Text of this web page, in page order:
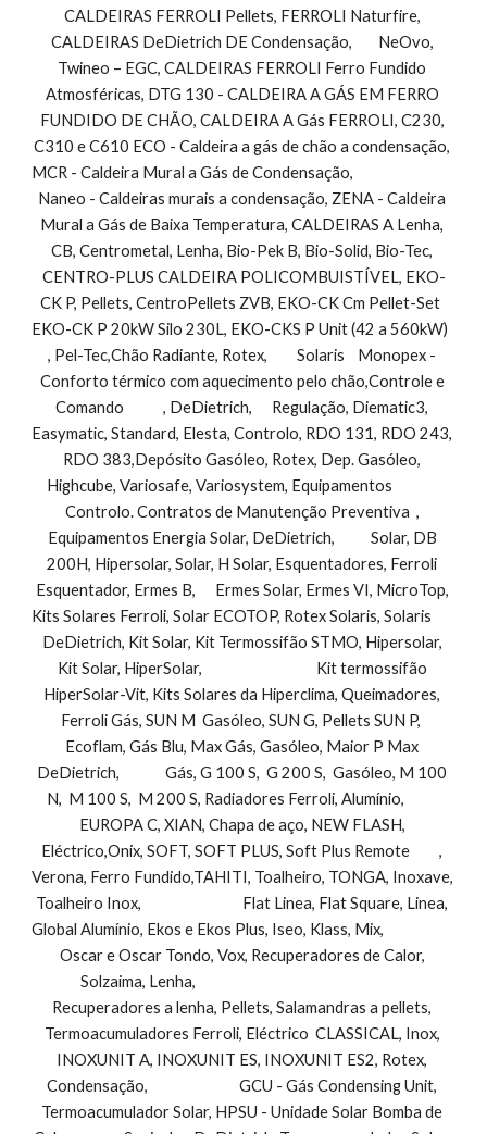
CALDEIRAS FERROLI Pellets, FERROLI Naturfire,
CALDEIRAS DeDietrich DE Condensação,        NeOvo,
Twineo – EGC, CALDEIRAS FERROLI Ferro Fundido
Atmosféricas, DTG 130 - CALDEIRA A GÁS EM FERRO
FUNDIDO DE CHÃO, CALDEIRA A Gás FERROLI, C230,
C310 e C610 ECO - Caldeira a gás de chão a condensação,
MCR - Caldeira Mural a Gás de Condensação,
Naneo - Caldeiras murais a condensação, ZENA - Caldeira
Mural a Gás de Baixa Temperatura, CALDEIRAS A Lenha,
CB, Centrometal, Lenha, Bio-Pek B, Bio-Solid, Bio-Tec,
CENTRO-PLUS CALDEIRA POLICOMBUISTÍVEL, EKO-
CK P, Pellets, CentroPellets ZVB, EKO-CK Cm Pellet-Set
EKO-CK P 20kW Silo 230L, EKO-CKS P Unit (42 a 560kW)
, Pel-Tec,Chão Radiante, Rotex,         Solaris    Monopex -
Conforto térmico com aquecimento pelo chão,Controle e
Comando            , DeDietrich,      Regulação, Diematic3,
Easymatic, Standard, Elesta, Controlo, RDO 131, RDO 243,
RDO 383,Depósito Gasóleo, Rotex, Dep. Gasóleo,
Highcube, Variosafe, Variosystem, Equipamentos
Controlo. Contratos de Manutenção Preventiva  ,
Equipamentos Energia Solar, DeDietrich,           Solar, DB
200H, Hipersolar, Solar, H Solar, Esquentadores, Ferroli
Esquentador, Ermes B,      Ermes Solar, Ermes VI, MicroTop,
Kits Solares Ferroli, Solar ECOTOP, Rotex Solaris, Solaris
DeDietrich, Kit Solar, Kit Termossifão STMO, Hipersolar,
Kit Solar, HiperSolar,                                   Kit termossifão
HiperSolar-Vit, Kits Solares da Hiperclima, Queimadores,
Ferroli Gás, SUN M  Gasóleo, SUN G, Pellets SUN P,
Ecoflam, Gás Blu, Max Gás, Gasóleo, Maior P Max
DeDietrich,              Gás, G 100 S,  G 200 S,  Gasóleo, M 100
N,  M 100 S,  M 200 S, Radiadores Ferroli, Alumínio,
EUROPA C, XIAN, Chapa de aço, NEW FLASH,
Eléctrico,Onix, SOFT, SOFT PLUS, Soft Plus Remote         ,
Verona, Ferro Fundido,TAHITI, Toalheiro, TONGA, Inoxave,
Toalheiro Inox,                               Flat Linea, Flat Square, Linea,
Global Alumínio, Ekos e Ekos Plus, Iseo, Klass, Mix,
Oscar e Oscar Tondo, Vox, Recuperadores de Calor,
Solzaima, Lenha,
Recuperadores a lenha, Pellets, Salamandras a pellets,
Termoacumuladores Ferroli, Eléctrico  CLASSICAL, Inox,
INOXUNIT A, INOXUNIT ES, INOXUNIT ES2, Rotex,
Condensação,                            GCU - Gás Condensing Unit,
Termoacumulador Solar, HPSU - Unidade Solar Bomba de